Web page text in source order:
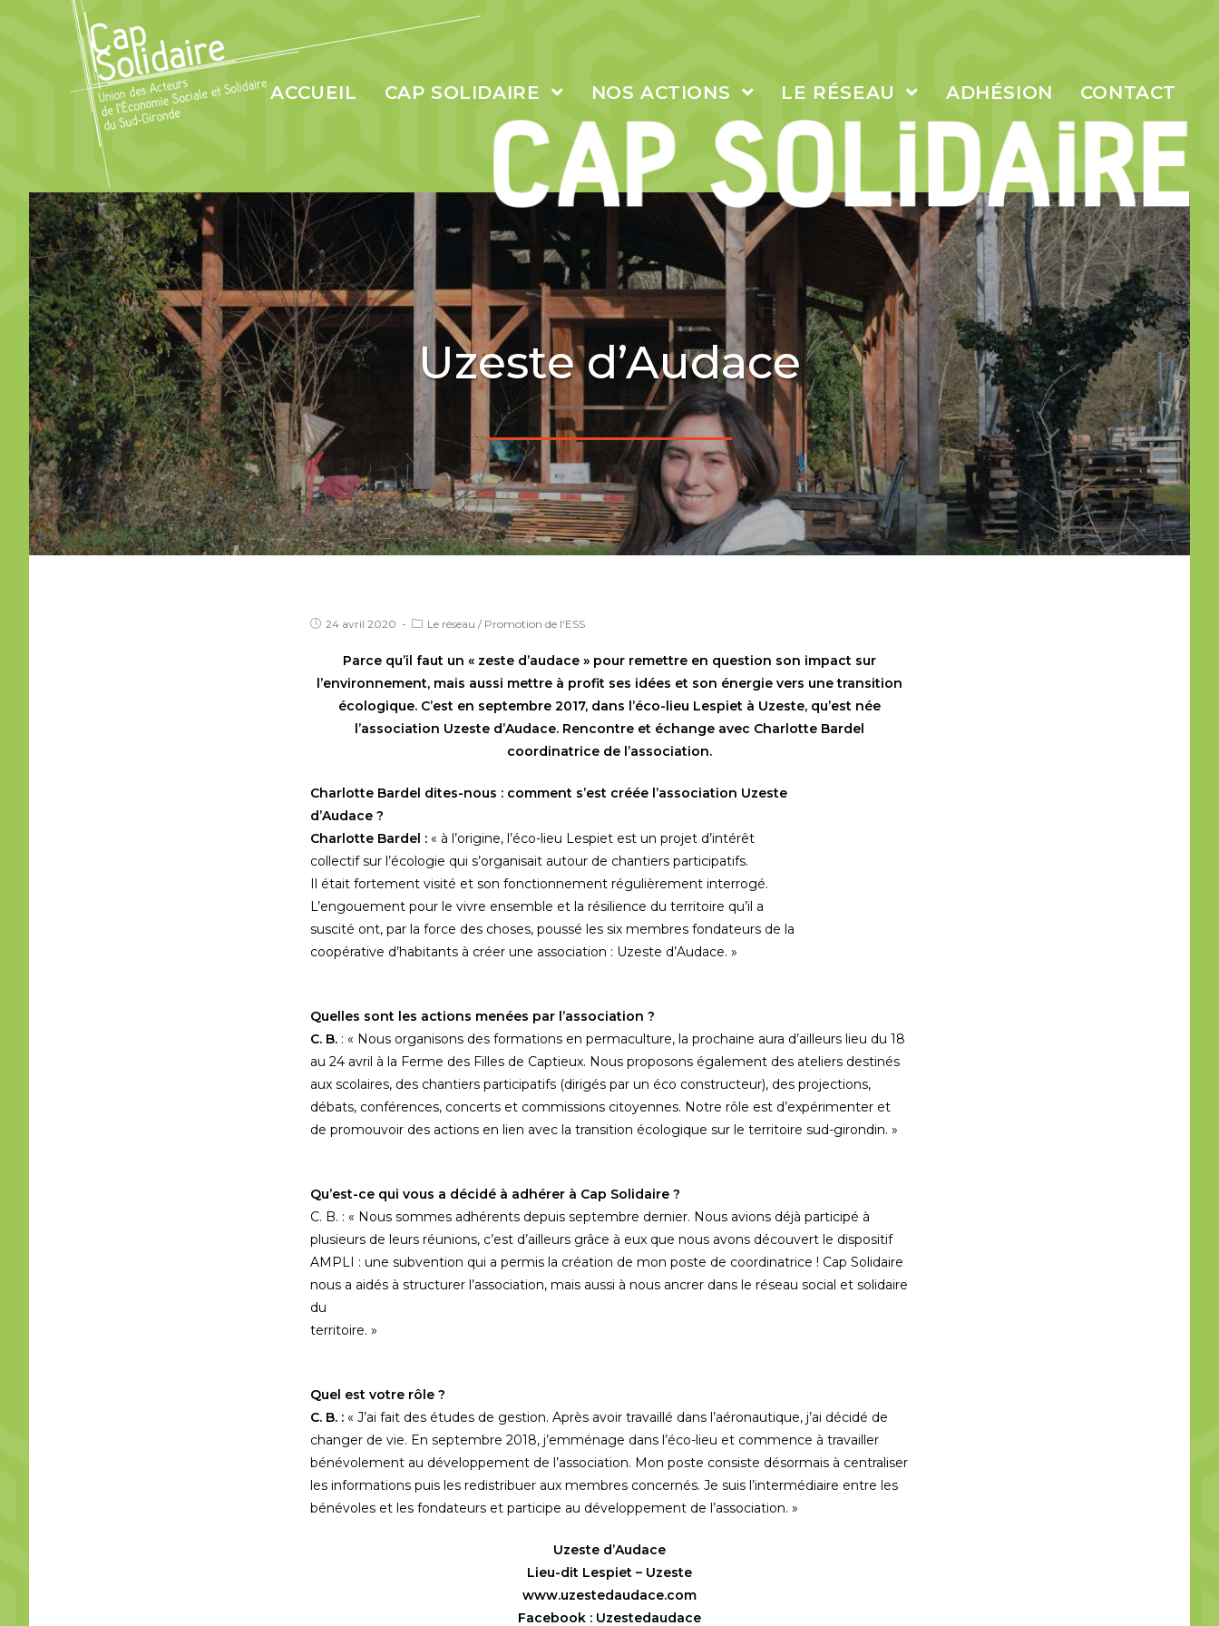
ACCUEIL CAP SOLIDAIRE NOS ACTIONS LE RÉSEAU ADHÉSION CONTACT
Uzeste d’Audace
24 avril 2020 Le réseau / Promotion de l'ESS
Parce qu’il faut un « zeste d’audace » pour remettre en question son impact sur
l’environnement, mais aussi mettre à profit ses idées et son énergie vers une transition
écologique. C’est en septembre 2017, dans l’éco-lieu Lespiet à Uzeste, qu’est née
l’association Uzeste d’Audace. Rencontre et échange avec Charlotte Bardel
coordinatrice de l’association.
Charlotte Bardel dites-nous : comment s’est créée l’association Uzeste
d’Audace ?
Charlotte Bardel : « à l’origine, l’éco-lieu Lespiet est un projet d’intérêt
collectif sur l’écologie qui s’organisait autour de chantiers participatifs.
Il était fortement visité et son fonctionnement régulièrement interrogé.
L’engouement pour le vivre ensemble et la résilience du territoire qu’il a
suscité ont, par la force des choses, poussé les six membres fondateurs de la
coopérative d’habitants à créer une association : Uzeste d’Audace. »
Quelles sont les actions menées par l’association ?
C. B. : « Nous organisons des formations en permaculture, la prochaine aura d’ailleurs lieu du 18
au 24 avril à la Ferme des Filles de Captieux. Nous proposons également des ateliers destinés
aux scolaires, des chantiers participatifs (dirigés par un éco constructeur), des projections,
débats, conférences, concerts et commissions citoyennes. Notre rôle est d’expérimenter et
de promouvoir des actions en lien avec la transition écologique sur le territoire sud-girondin. »
Qu’est-ce qui vous a décidé à adhérer à Cap Solidaire ?
C. B. : « Nous sommes adhérents depuis septembre dernier. Nous avions déjà participé à
plusieurs de leurs réunions, c’est d’ailleurs grâce à eux que nous avons découvert le dispositif
AMPLI : une subvention qui a permis la création de mon poste de coordinatrice ! Cap Solidaire
nous a aidés à structurer l’association, mais aussi à nous ancrer dans le réseau social et solidaire
du
territoire. »
Quel est votre rôle ?
C. B. : « J’ai fait des études de gestion. Après avoir travaillé dans l’aéronautique, j’ai décidé de
changer de vie. En septembre 2018, j’emménage dans l’éco-lieu et commence à travailler
bénévolement au développement de l’association. Mon poste consiste désormais à centraliser
les informations puis les redistribuer aux membres concernés. Je suis l’intermédiaire entre les
bénévoles et les fondateurs et participe au développement de l’association. »
Uzeste d’Audace
Lieu-dit Lespiet – Uzeste
www.uzestedaudace.com
Facebook : Uzestedaudace